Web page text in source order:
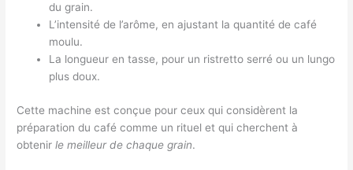
du grain.
L’intensité de l’arôme, en ajustant la quantité de café
moulu.
La longueur en tasse, pour un ristretto serré ou un lungo
plus doux.
Cette machine est conçue pour ceux qui considèrent la
préparation du café comme un rituel et qui cherchent à
obtenirle meilleur de chaque grain.